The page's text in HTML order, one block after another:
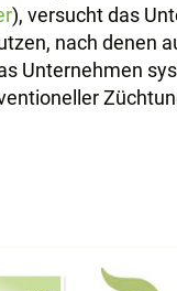
), versucht das
nach denen
Unternehmen